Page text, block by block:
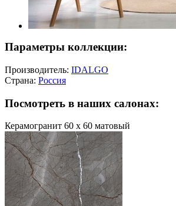
Параметры коллекции:
Производитель: IDALGO
Страна: Россия
Посмотреть в наших салонах:
Керамогранит 60 х 60 матовый